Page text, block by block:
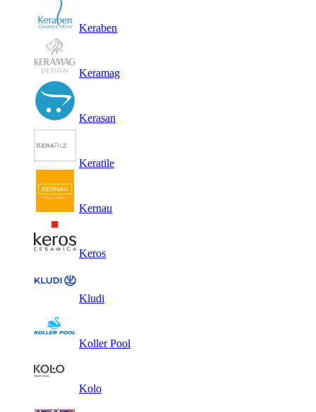
Keraben
Keramag
Kerasan
Keratile
Kernau
Keros
Kludi
Koller Pool
Kolo